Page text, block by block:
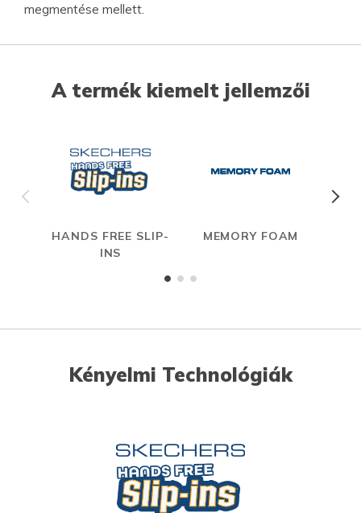
megmentése mellett.
A termék kiemelt jellemzői
HANDS FREE SLIP-
INS
MEMORY FOAM
Kényelmi Technológiák